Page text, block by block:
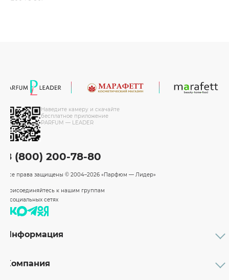
Наведите камеру и скачайте
бесплатное приложение
PARFUM — LEADER
8 (800) 200-78-80
Все права защищены © 2004–2026 «Парфюм — Лидер»
Присоединяйтесь к нашим группам
в социальных сетях
Информация
Бренды
Компания